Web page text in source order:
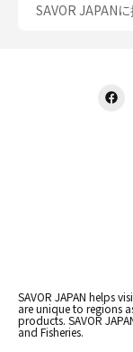
SAVOR JAPAN helps
are unique to regions
products. SAVOR
and Fisheries.
SAVOR JAPAN